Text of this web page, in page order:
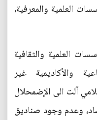
العلمية والمعرفية،
العلمية والثقافية
والأكاديمية غير
آلت الى الإضمحلال
وعدم وجود صناديق